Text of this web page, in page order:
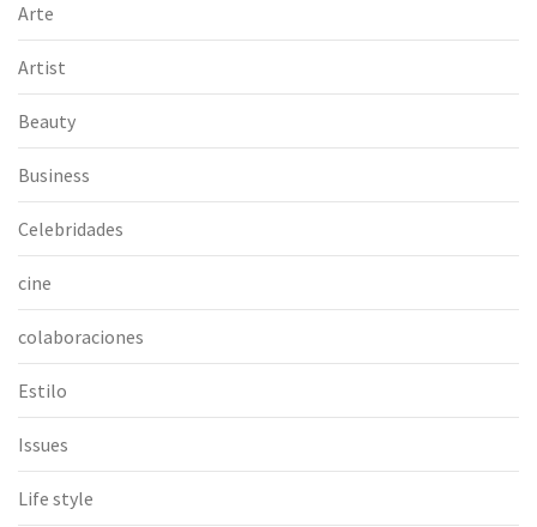
Arte
Artist
Beauty
Business
Celebridades
cine
colaboraciones
Estilo
Issues
Life style